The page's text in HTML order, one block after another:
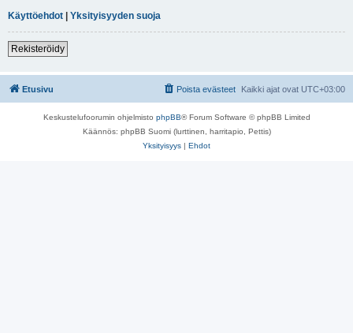
Käyttöehdot | Yksityisyyden suoja
Rekisteröidy
Etusivu Kaikki ajat ovat UTC+03:00
Poista evästeet
Keskustelufoorumin ohjelmisto phpBB® Forum Software © phpBB Limited
Käännös: phpBB Suomi (lurttinen, harritapio, Pettis)
Yksityisyys | Ehdot